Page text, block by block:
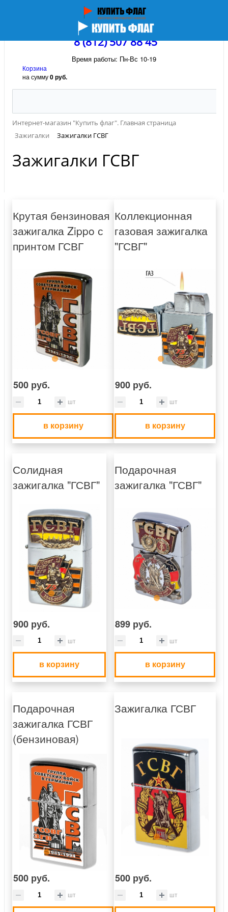
8 (812) 507 88 45
Время работы: Пн-Вс 10-19
Корзина
на сумму0 руб.
Интернет-магазин "Купить флаг". Главная страница
Зажигалки
Зажигалки ГСВГ
Зажигалки ГСВГ
Крутая бензиновая
зажигалка Zippo с
принтом ГСВГ
500 руб.
шт
в корзину
Коллекционная
газовая зажигалка
"ГСВГ"
900 руб.
шт
в корзину
Солидная
зажигалка "ГСВГ"
900 руб.
шт
в корзину
Подарочная
зажигалка "ГСВГ"
899 руб.
шт
в корзину
Подарочная
зажигалка ГСВГ
(бензиновая)
500 руб.
шт
Зажигалка ГСВГ
500 руб.
шт